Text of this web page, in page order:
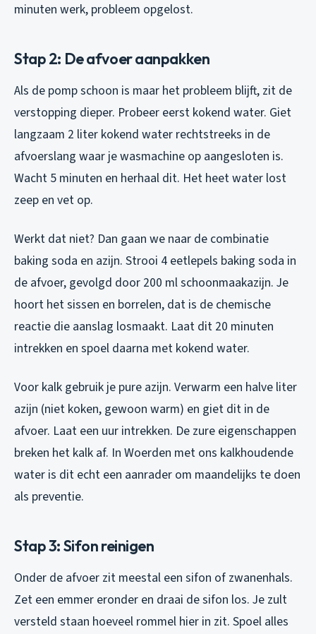
minuten werk, probleem opgelost.
Stap 2: De afvoer aanpakken
Als de pomp schoon is maar het probleem blijft, zit de
verstopping dieper. Probeer eerst kokend water. Giet
langzaam 2 liter kokend water rechtstreeks in de
afvoerslang waar je wasmachine op aangesloten is.
Wacht 5 minuten en herhaal dit. Het heet water lost
zeep en vet op.
Werkt dat niet? Dan gaan we naar de combinatie
baking soda en azijn. Strooi 4 eetlepels baking soda in
de afvoer, gevolgd door 200 ml schoonmaakazijn. Je
hoort het sissen en borrelen, dat is de chemische
reactie die aanslag losmaakt. Laat dit 20 minuten
intrekken en spoel daarna met kokend water.
Voor kalk gebruik je pure azijn. Verwarm een halve liter
azijn (niet koken, gewoon warm) en giet dit in de
afvoer. Laat een uur intrekken. De zure eigenschappen
breken het kalk af. In Woerden met ons kalkhoudende
water is dit echt een aanrader om maandelijks te doen
als preventie.
Stap 3: Sifon reinigen
Onder de afvoer zit meestal een sifon of zwanenhals.
Zet een emmer eronder en draai de sifon los. Je zult
versteld staan hoeveel rommel hier in zit. Spoel alles